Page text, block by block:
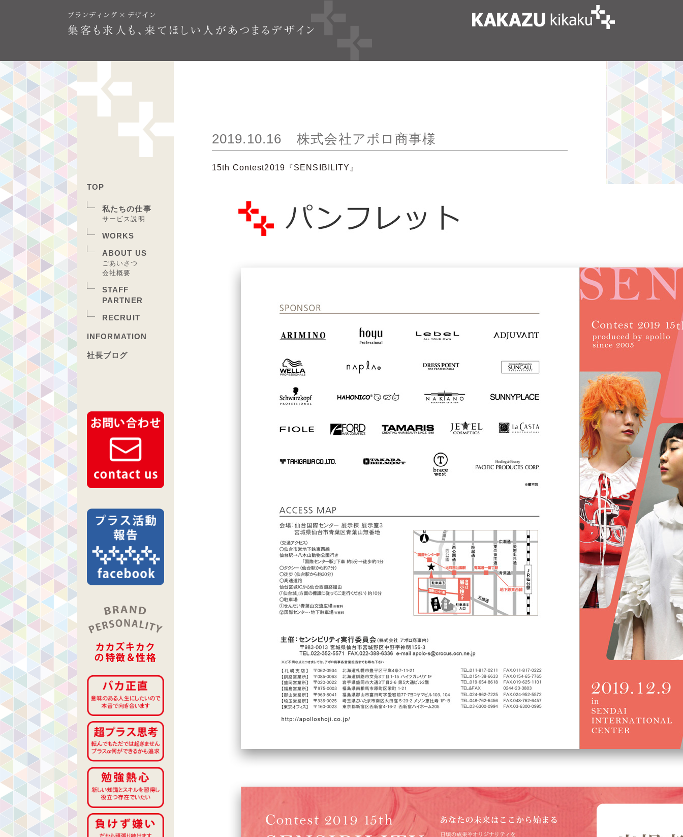
2019.10.16 株式会社アポロ商事様
15th Contest2019『SENSIBILITY』
TOP
私たちの仕事
サービス説明
WORKS
ABOUT US
ごあいさつ
会社概要
STAFF
PARTNER
RECRUIT
INFORMATION
社長ブログ